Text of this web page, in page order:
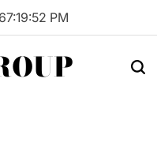
7:19:52 PM